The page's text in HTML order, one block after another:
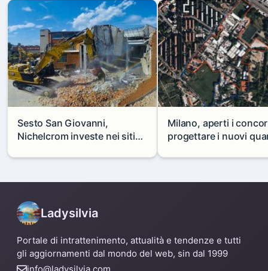
Sesto San Giovanni,
Nichelcrom investe nei siti
capannone per fare spazio a
Milano, aperti i
progettare i nuovi
Mare
Ladysilvia
Portale di intrattenimento, attualità e tendenze e tutti
gli aggiornamenti dal mondo del web, sin dal 1999